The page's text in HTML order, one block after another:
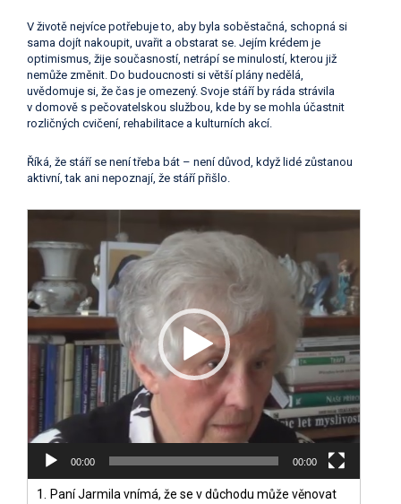
V životě nejvíce potřebuje to, aby byla soběstačná, schopná si
sama dojít nakoupit, uvařit a obstarat se. Jejím krédem je
optimismus, žije současností, netrápí se minulostí, kterou již
nemůže změnit. Do budoucnosti si větší plány nedělá,
uvědomuje si, že čas je omezený. Svoje stáří by ráda strávila
v domově s pečovatelskou službou, kde by se mohla účastnit
rozličných cvičení, rehabilitace a kulturních akcí.
Říká, že stáří se není třeba bát – není důvod, když lidé zůstanou
aktivní, tak ani nepoznají, že stáří přišlo.
00:00 00:00
1. Paní Jarmila vnímá, že se v důchodu může věnovat